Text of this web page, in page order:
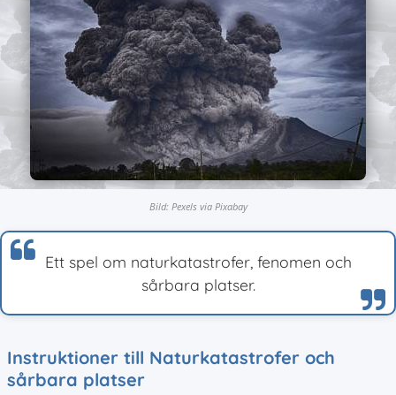
Bild: Pexels via Pixabay
Ett spel om naturkatastrofer, fenomen och
sårbara platser.
Instruktioner till Naturkatastrofer och
sårbara platser